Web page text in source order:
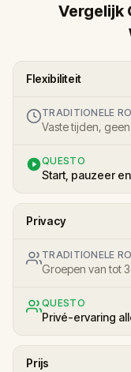
Vergelijk
Flexibiliteit
TRADITIONELE
Vaste tijden,
QUESTO
Start, pauzeer
Privacy
TRADITIONELE
Groepen van tot
QUESTO
Privé-ervaring
Prijs